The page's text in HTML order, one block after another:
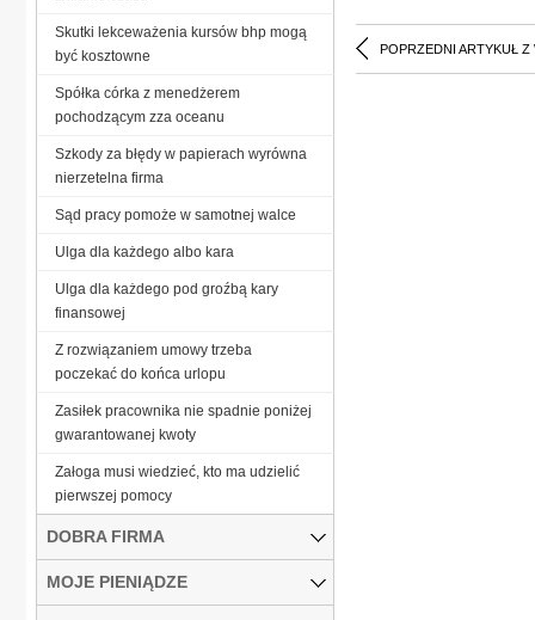
POPRZEDNI ARTYKUŁ Z
Skutki lekceważenia kursów bhp mogą
być kosztowne
Spółka córka z menedżerem
pochodzącym zza oceanu
Szkody za błędy w papierach wyrówna
nierzetelna firma
Sąd pracy pomoże w samotnej walce
Ulga dla każdego albo kara
Ulga dla każdego pod groźbą kary
finansowej
Z rozwiązaniem umowy trzeba
poczekać do końca urlopu
Zasiłek pracownika nie spadnie poniżej
gwarantowanej kwoty
Załoga musi wiedzieć, kto ma udzielić
pierwszej pomocy
DOBRA FIRMA
MOJE PIENIĄDZE